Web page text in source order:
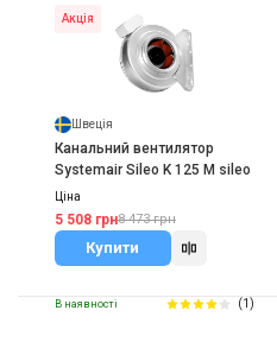
Акція
Швеція
Канальний вентилятор
Systemair Sileo K 125 M sileo
Ціна
5 508 грн8 473 грн
Купити
В наявності (1)